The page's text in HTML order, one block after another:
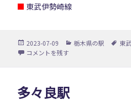
■ 東武伊勢崎線
投
稿
2023-07-09
カ
栃木県の駅
タ
東
県駅 に
コメントを残す
多々良駅